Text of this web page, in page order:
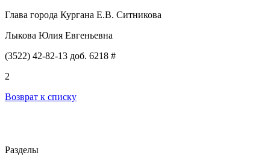
Глава города Кургана Е.В. Ситникова
Лыкова Юлия Евгеньевна
(3522) 42-82-13 доб. 6218 #
2
Возврат к списку
Разделы